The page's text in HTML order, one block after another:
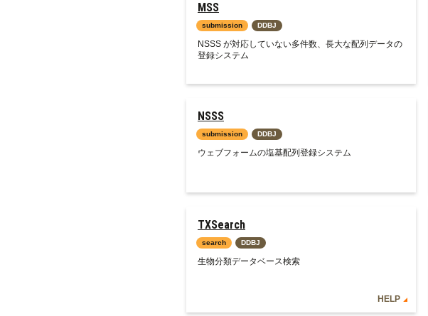
MSS
submission DDBJ
NSSS が対応していない多件数、長大な配列データの
登録システム
NSSS
submission DDBJ
ウェブフォームの塩基配列登録システム
TXSearch
search DDBJ
生物分類データベース検索
HELP